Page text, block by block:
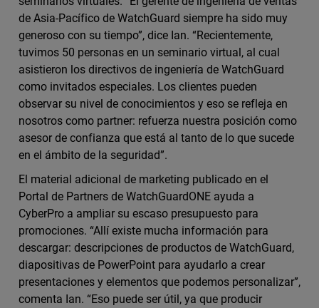
de Asia-Pacífico de WatchGuard siempre ha sido muy
generoso con su tiempo”, dice Ian. “Recientemente,
tuvimos 50 personas en un seminario virtual, al cual
asistieron los directivos de ingeniería de WatchGuard
como invitados especiales. Los clientes pueden
observar su nivel de conocimientos y eso se refleja en
nosotros como partner: refuerza nuestra posición como
asesor de confianza que está al tanto de lo que sucede
en el ámbito de la seguridad”.
El material adicional de marketing publicado en el
Portal de Partners de WatchGuardONE ayuda a
CyberPro a ampliar su escaso presupuesto para
promociones. “Allí existe mucha información para
descargar: descripciones de productos de WatchGuard,
diapositivas de PowerPoint para ayudarlo a crear
presentaciones y elementos que podemos personalizar”,
comenta Ian. “Eso puede ser útil, ya que producir